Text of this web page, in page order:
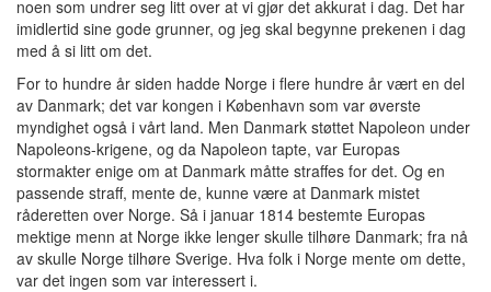
noen som undrer seg litt over at vi gjør det akkurat i dag. Det har
imidlertid sine gode grunner, og jeg skal begynne prekenen i dag
med å si litt om det.
For to hundre år siden hadde Norge i flere hundre år vært en del
av Danmark; det var kongen i København som var øverste
myndighet også i vårt land. Men Danmark støttet Napoleon under
Napoleons-krigene, og da Napoleon tapte, var Europas
stormakter enige om at Danmark måtte straffes for det. Og en
passende straff, mente de, kunne være at Danmark mistet
råderetten over Norge. Så i januar 1814 bestemte Europas
mektige menn at Norge ikke lenger skulle tilhøre Danmark; fra nå
av skulle Norge tilhøre Sverige. Hva folk i Norge mente om dette,
var det ingen som var interessert i.